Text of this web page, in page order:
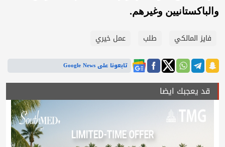
والباكستانيين وغيرهم.
فايز المالكي طلب عمل خيري
تابعونا على Google News
قد يعجبك ايضا